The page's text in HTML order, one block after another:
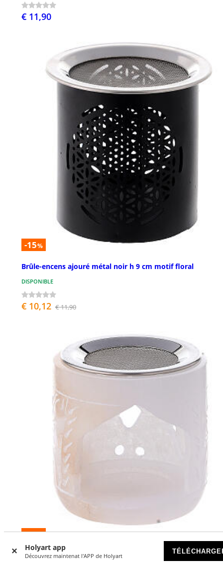
Holyart app
Découvrez maintenat l'APP de Holyart
€ 11,90
-15%
Brûle-encens ajouré métal noir h 9 cm motif floral
DISPONIBLE
€ 10,12 € 11,90
-15
Brûle-encens pierre ollaire cylindre 6 cm ajouré